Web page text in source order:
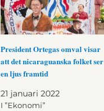
President Ortegas omval visar
att det nicaraguanska folket ser
en ljus framtid
21 januari 2022
I ”Ekonomi”